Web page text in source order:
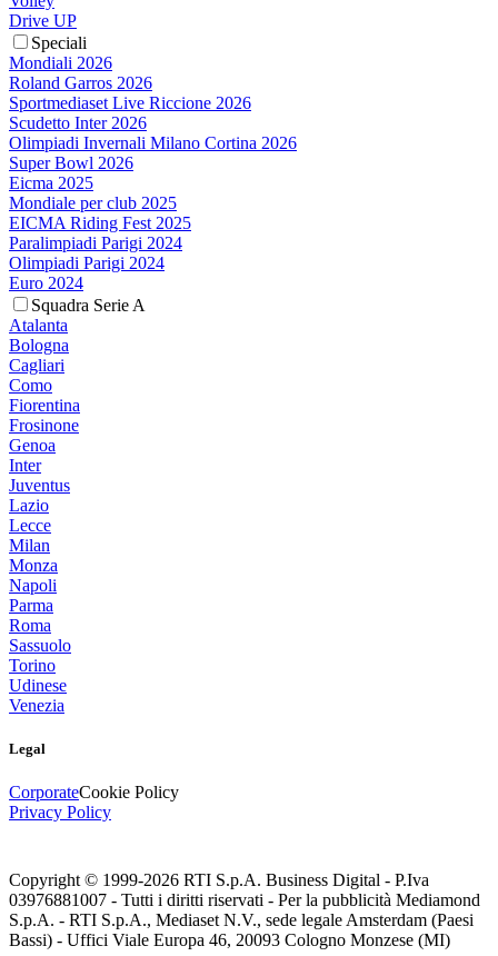
Drive UP
Speciali
Mondiali 2026
Roland Garros 2026
Sportmediaset Live Riccione 2026
Scudetto Inter 2026
Olimpiadi Invernali Milano Cortina 2026
Super Bowl 2026
Eicma 2025
Mondiale per club 2025
EICMA Riding Fest 2025
Paralimpiadi Parigi 2024
Olimpiadi Parigi 2024
Euro 2024
Squadra Serie A
Atalanta
Bologna
Cagliari
Como
Fiorentina
Frosinone
Genoa
Inter
Juventus
Lazio
Lecce
Milan
Monza
Napoli
Parma
Roma
Sassuolo
Torino
Udinese
Venezia
Legal
CorporateCookie Policy
Privacy Policy
Copyright © 1999-2026 RTI S.p.A. Business Digital - P.Iva
03976881007 - Tutti i diritti riservati - Per la pubblicità Mediamond
S.p.A. - RTI S.p.A., Mediaset N.V., sede legale Amsterdam (Paesi
Bassi) - Uffici Viale Europa 46, 20093 Cologno Monzese (MI)